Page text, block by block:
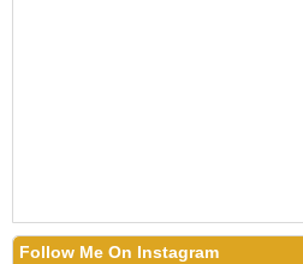
Follow Me On Instagram